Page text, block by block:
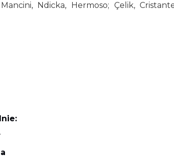
Ndicka, Hermoso; Çelik,